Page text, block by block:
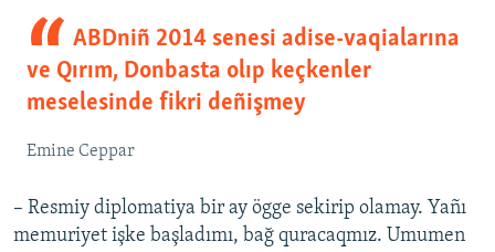
ABDniñ 2014 senesi adise-vaqialarına
ve Qırım, Donbasta olıp keçkenler
meselesinde fikri deñişmey
Emine Ceppar
– Resmiy diplomatiya bir ay ögge sekirip olamay. Yañı
memuriyet işke başladımı, bağ quracaqmız. Umumen